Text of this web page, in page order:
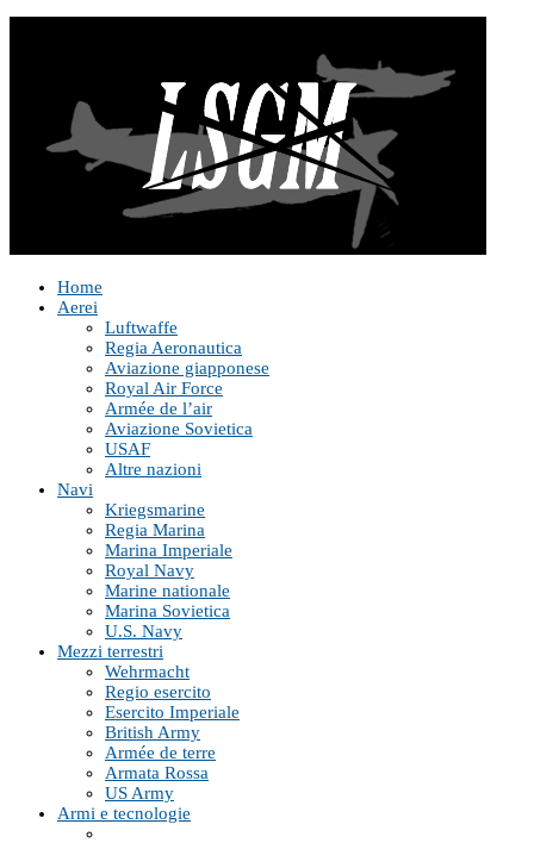
Home
Aerei
Luftwaffe
Regia Aeronautica
Aviazione giapponese
Royal Air Force
Armée de l’air
Aviazione Sovietica
USAF
Altre nazioni
Navi
Kriegsmarine
Regia Marina
Marina Imperiale
Royal Navy
Marine nationale
Marina Sovietica
U.S. Navy
Mezzi terrestri
Wehrmacht
Regio esercito
Esercito Imperiale
British Army
Armée de terre
Armata Rossa
US Army
Armi e tecnologie